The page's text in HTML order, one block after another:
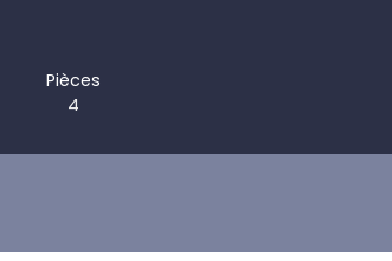
Pièces
4